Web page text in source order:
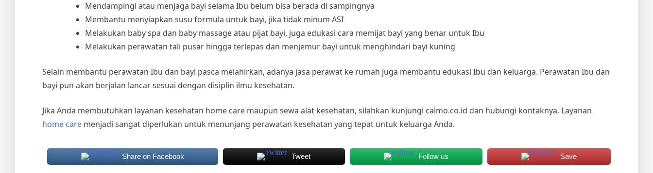
Mendampingi atau menjaga bayi selama Ibu belum bisa berada di sampingnya
Membantu menyiapkan susu formula untuk bayi, jika tidak minum ASI
Melakukan baby spa dan baby massage atau pijat bayi, juga edukasi cara memijat bayi yang benar untuk Ibu
Melakukan perawatan tali pusar hingga terlepas dan menjemur bayi untuk menghindari bayi kuning
Selain membantu perawatan Ibu dan bayi pasca melahirkan, adanya jasa perawat ke rumah juga membantu edukasi Ibu dan keluarga. Perawatan Ibu dan
bayi pun akan berjalan lancar sesuai dengan disiplin ilmu kesehatan.
Jika Anda membutuhkan layanan kesehatan home care maupun sewa alat kesehatan, silahkan kunjungi calmo.co.id dan hubungi kontaknya. Layanan
home care menjadi sangat diperlukan untuk menunjang perawatan kesehatan yang tepat untuk keluarga Anda.
Share on Facebook Tweet Follow us Save